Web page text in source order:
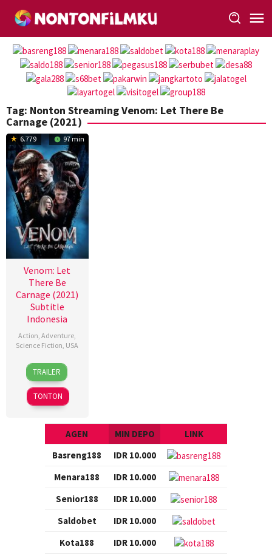
Tag: Nonton Streaming Venom: Let There Be
Carnage (2021)
6.779 97 min
Venom: Let
There Be
Carnage (2021)
Subtitle
Indonesia
Action,Adventure,
Science Fiction, USA
30
Sep
2021
Brian
Smrz
TRAILER
TONTON
AGEN MIN DEPO
LINK
Basreng188
IDR 10.000
Menara188
IDR 10.000
Senior188
IDR 10.000
Saldobet
IDR 10.000
Kota188
IDR 10.000